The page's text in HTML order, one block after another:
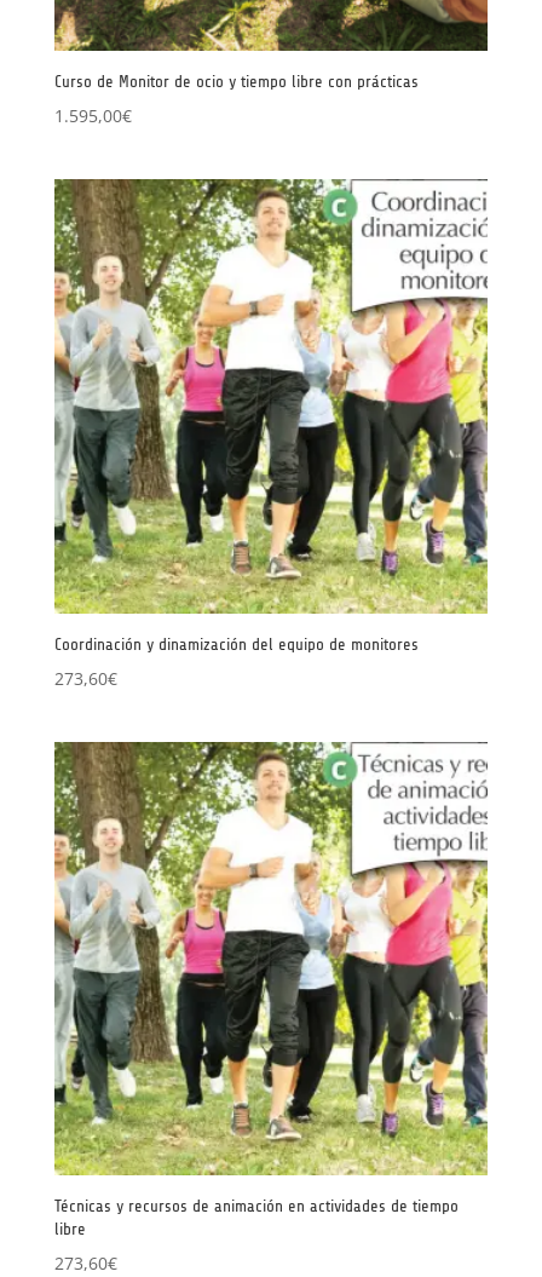
Curso de Monitor de ocio y tiempo libre con prácticas
1.595,00€
Coordinación y dinamización del equipo de monitores
273,60€
Técnicas y recursos de animación en actividades de tiempo
libre
273,60€